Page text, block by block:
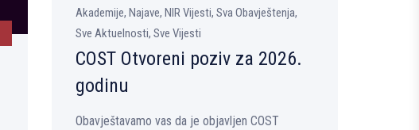
Akademije, Najave, NIR Vijesti, Sva Obavještenja,
Sve Aktuelnosti, Sve Vijesti
COST Otvoreni poziv za 2026.
godinu
Obavještavamo vas da je objavlјen COST